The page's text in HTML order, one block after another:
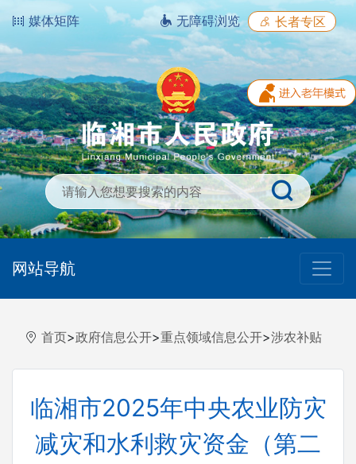
媒体矩阵 无障碍浏览 长者专区
网站导航
首页>政府信息公开>重点领域信息公开>涉农补贴
临湘市2025年中央农业防灾
减灾和水利救灾资金（第二